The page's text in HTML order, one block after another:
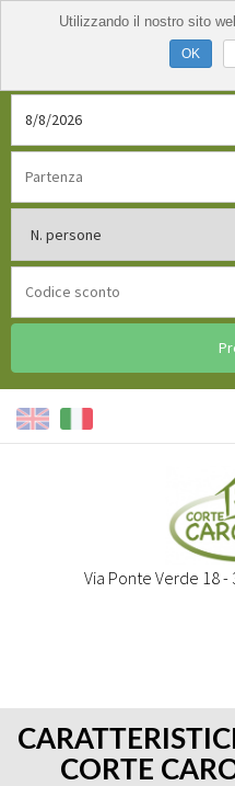
Via Ponte Verde 18 -
CORTE
Utilizzando il nostro sito